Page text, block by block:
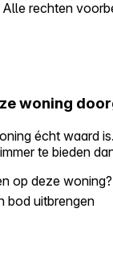
Alle rechten
woning
écht waard
te bieden
op deze woning?
bod uitbrengen